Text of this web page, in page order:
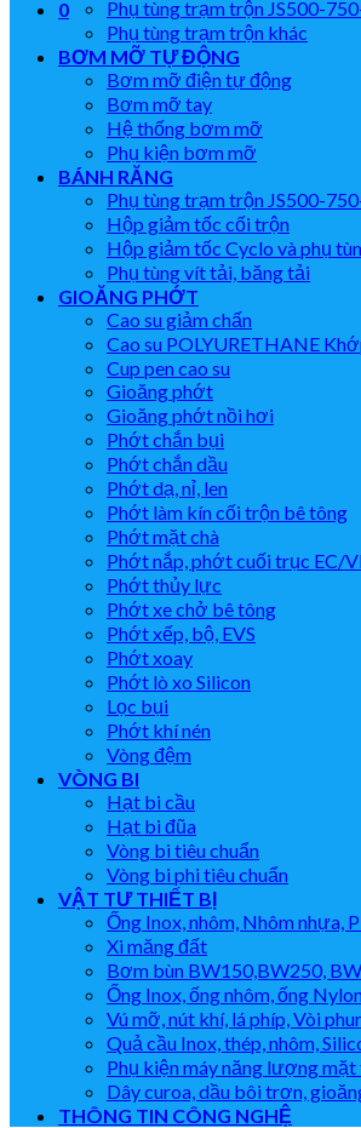
0
Phụ tùng trạm trộn JS500-
Phụ tùng trạm trộn khác
BƠM MỠ TỰ ĐỘNG
Bơm mỡ điện tự động
Bơm mỡ tay
Hệ thống bơm mỡ
Phụ kiện bơm mỡ
BÁNH RĂNG
Phụ tùng trạm trộn JS500-
Hộp giảm tốc cối trộn
Hộp giảm tốc Cyclo và phụ
Phụ tùng vít tải, băng tải
GIOĂNG PHỚT
Cao su giảm chấn
Cao su POLYURETHANE
Cup pen cao su
Gioăng phớt
Gioăng phớt nồi hơi
Phớt chắn bụi
Phớt chắn dầu
Phớt dạ, nỉ, len
Phớt làm kín cối trộn bê tông
Phớt mặt chà
Phớt nắp, phớt cuối trục EC/
Phớt thủy lực
Phớt xe chở bê tông
Phớt xếp, bộ, EVS
Phớt xoay
Phớt lò xo Silicon
Lọc bụi
Phớt khí nén
Vòng đệm
VÒNG BI
Hạt bi cầu
Hạt bi đũa
Vòng bi tiêu chuẩn
Vòng bi phi tiêu chuẩn
VẬT TƯ THIẾT BỊ
Ống Inox, nhôm, Nhôm nhựa,
Xi măng đất
Bơm bùn BW150,BW250,
Ống Inox, ống nhôm, ống
Vú mỡ, nút khí, lá phíp, Vòi
Quả cầu Inox, thép, nhôm,
Phụ kiện máy năng lượng
Dây curoa, dầu bôi trơn,
THÔNG TIN CÔNG NGHỆ